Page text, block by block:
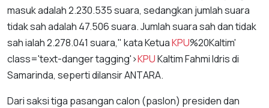
masuk adalah 2.230.535 suara, sedangkan jumlah suara
tidak sah adalah 47.506 suara. Jumlah suara sah dan tidak
sah ialah 2.278.041 suara," kata KetuaKPU%20Kaltim'
class='text-danger tagging'>KPUKaltim Fahmi Idris di
Samarinda, seperti dilansir ANTARA.
Dari saksi tiga pasangan calon (paslon) presiden dan